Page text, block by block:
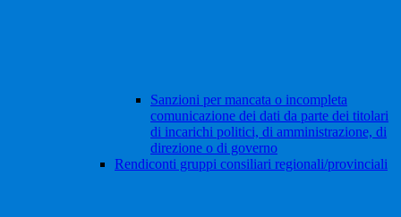
Sanzioni per mancata o incompleta
comunicazione dei dati da parte dei titolari
di incarichi politici, di amministrazione, di
direzione o di governo
Rendiconti gruppi consiliari regionali/provinciali